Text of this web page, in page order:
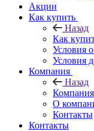
Акции
Как купить
Назад
Как
Условия
Условия
Компания
Назад
Компания
О
Контакты
Контакты